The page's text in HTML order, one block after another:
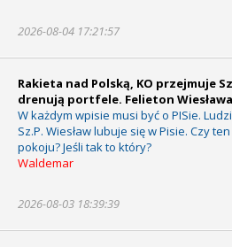
2026-08-04 17:21:57
Rakieta nad Polską, KO przejmuje
drenują portfele. Felieton
W każdym wpisie musi być o PISie.
Sz.P. Wiesław lubuje się w Pisie. Czy
pokoju? Jeśli tak to który?
Waldemar
2026-08-03 18:39:39